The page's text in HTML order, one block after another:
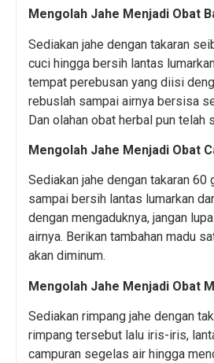
Mengolah Jahe Menjadi Obat
Sediakan jahe dengan takaran
cuci hingga bersih lantas
tempat perebusan yang diisi
rebuslah sampai airnya bersisa
Dan olahan obat herbal pun telah
Mengolah Jahe Menjadi Obat
Sediakan jahe dengan takaran 60
sampai bersih lantas lumarkan
dengan mengaduknya, jangan
airnya. Berikan tambahan madu
akan diminum.
Mengolah Jahe Menjadi Obat
Sediakan rimpang jahe dengan
rimpang tersebut lalu iris-iris,
campuran segelas air hingga